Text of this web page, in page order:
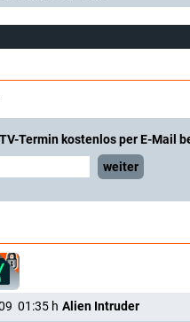
Termin kostenlos per E-Mail
weiter
01:35 h Alien Intruder